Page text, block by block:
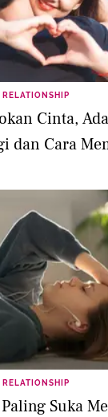
RELATIONSHIP
Cinta,
dan Cara
RELATIONSHIP
Suka